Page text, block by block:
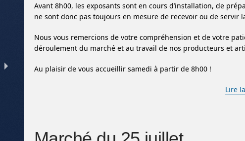
Avant 8h00, les exposants sont en cours d’installation, de
ne sont donc pas toujours en mesure de recevoir ou de servir
Nous vous remercions de votre compréhension et de votre
déroulement du marché et au travail de nos producteurs et
Au plaisir de vous accueillir samedi à partir de 8h00 !
Lire